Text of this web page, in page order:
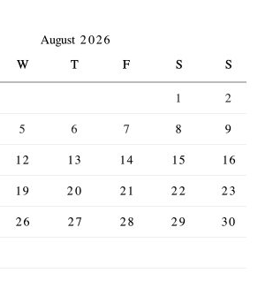
August 2026
W T F S
S
1
2
5 6 7 8
9
12 13 14 15
16
19 20 21 22
23
26 27 28 29
30